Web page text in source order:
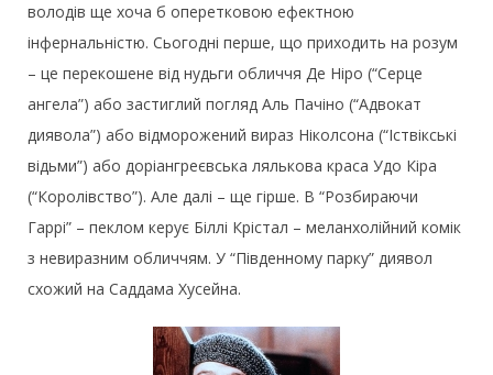
володів ще хоча б оперетковою ефектною
інфернальністю. Сьогодні перше, що приходить на розум
– це перекошене від нудьги обличчя Де Ніро (“Серце
ангела”) або застиглий погляд Аль Пачіно (“Адвокат
диявола”) або відморожений вираз Ніколсона (“Іствікські
відьми”) або доріангреєвська лялькова краса Удо Кіра
(“Королівство”). Але далі – ще гірше. В “Розбираючи
Гаррі” – пеклом керує Біллі Крістал – меланхолійний комік
з невиразним обличчям. У “Південному парку” диявол
схожий на Саддама Хусейна.